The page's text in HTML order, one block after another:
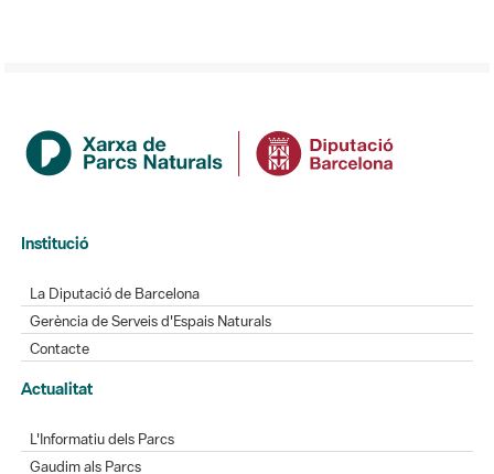
Institució
Gerència de Serveis d'Espais Naturals
Actualitat
L'Informatiu dels Parcs
Gaudim als Parcs